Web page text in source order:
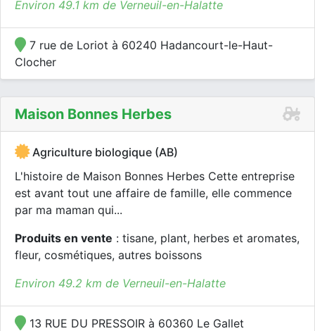
Environ 49.1 km de Verneuil-en-Halatte
7 rue de Loriot à 60240 Hadancourt-le-Haut-
Clocher
Maison Bonnes Herbes
Agriculture biologique (AB)
L'histoire de Maison Bonnes Herbes Cette entreprise
est avant tout une affaire de famille, elle commence
par ma maman qui...
Produits en vente : tisane, plant, herbes et aromates,
fleur, cosmétiques, autres boissons
Environ 49.2 km de Verneuil-en-Halatte
13 RUE DU PRESSOIR à 60360 Le Gallet